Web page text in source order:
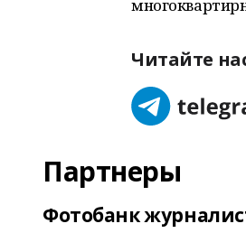
Читайте
Партнеры
Фотобанк